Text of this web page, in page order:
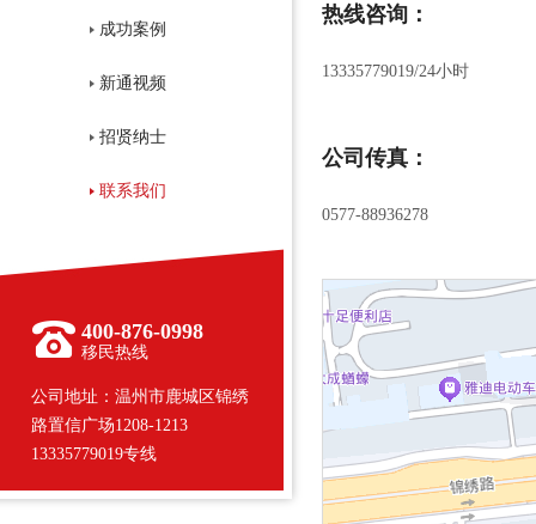
成功案例
新通视频
招贤纳士
联系我们
400-876-0998
移民热线
公司地址：温州市鹿城区锦绣
路置信广场1208-1213
13335779019专线
热线咨询：
13335779019/24小时
公司传真：
0577-88936278